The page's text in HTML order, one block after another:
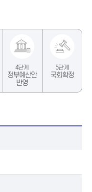
4단계
정부예산안
반영
5단계
국회확정